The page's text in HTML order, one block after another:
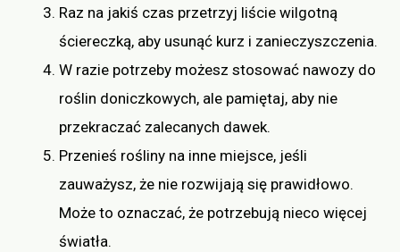
Raz na jakiś czas przetrzyj liście wilgotną
ściereczką, aby usunąć kurz i zanieczyszczenia.
W razie potrzeby możesz stosować nawozy do
roślin doniczkowych, ale pamiętaj, aby nie
przekraczać zalecanych dawek.
Przenieś rośliny na inne miejsce, jeśli
zauważysz, że nie rozwijają się prawidłowo.
Może to oznaczać, że potrzebują nieco więcej
światła.